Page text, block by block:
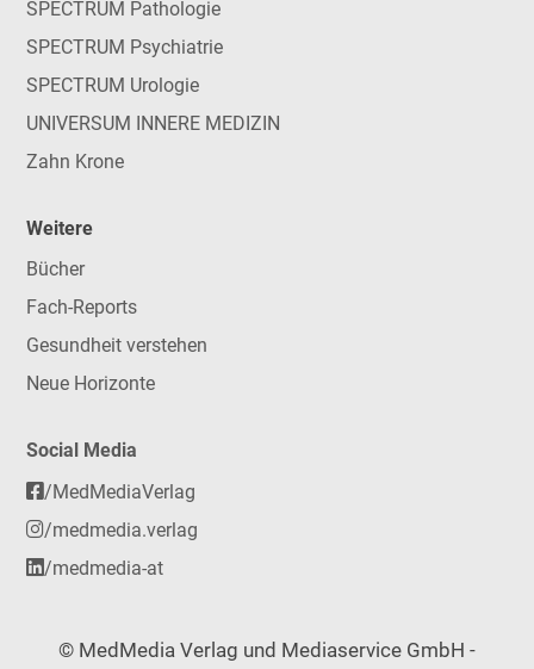
SPECTRUM Pathologie
SPECTRUM Psychiatrie
SPECTRUM Urologie
UNIVERSUM INNERE MEDIZIN
Zahn Krone
Weitere
Bücher
Fach-Reports
Gesundheit verstehen
Neue Horizonte
Social Media
/MedMediaVerlag
/medmedia.verlag
/medmedia-at
© MedMedia Verlag und Mediaservice GmbH -